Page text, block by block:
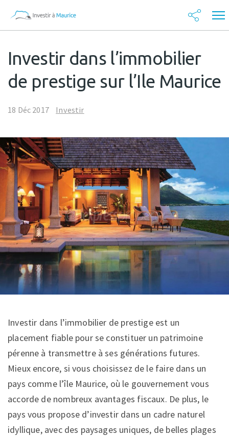
Investir dans l’immobilier
de prestige sur l’Ile Maurice
18 Déc 2017 Investir
Investir dans l’immobilier de prestige est un
placement fiable pour se constituer un patrimoine
pérenne à transmettre à ses générations futures.
Mieux encore, si vous choisissez de le faire dans un
pays comme l’île Maurice, où le gouvernement vous
accorde de nombreux avantages fiscaux. De plus, le
pays vous propose d’investir dans un cadre naturel
idyllique, avec des paysages uniques, de belles plages